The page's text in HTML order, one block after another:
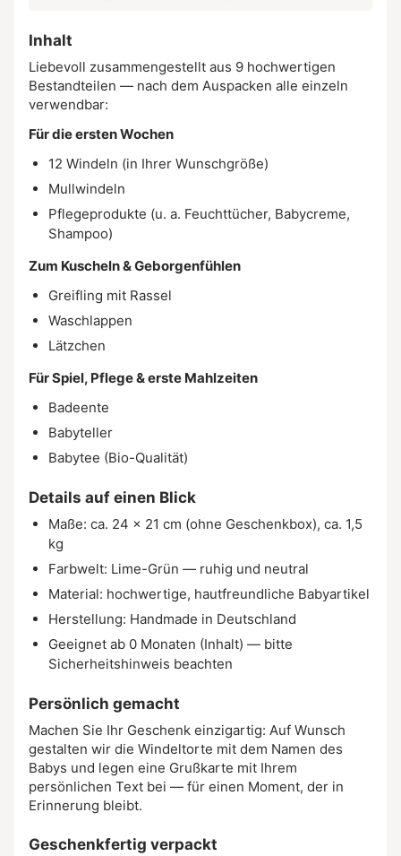
Inhalt
Liebevoll zusammengestellt aus 9 hochwertigen
Bestandteilen — nach dem Auspacken alle einzeln
verwendbar:
Für die ersten Wochen
12 Windeln (in Ihrer Wunschgröße)
Mullwindeln
Pflegeprodukte (u. a. Feuchttücher, Babycreme,
Shampoo)
Zum Kuscheln & Geborgenfühlen
Greifling mit Rassel
Waschlappen
Lätzchen
Für Spiel, Pflege & erste Mahlzeiten
Badeente
Babyteller
Babytee (Bio-Qualität)
Details auf einen Blick
Maße: ca. 24 × 21 cm (ohne Geschenkbox), ca. 1,5
kg
Farbwelt: Lime-Grün — ruhig und neutral
Material: hochwertige, hautfreundliche Babyartikel
Herstellung: Handmade in Deutschland
Geeignet ab 0 Monaten (Inhalt) — bitte
Sicherheitshinweis beachten
Persönlich gemacht
Machen Sie Ihr Geschenk einzigartig: Auf Wunsch
gestalten wir die Windeltorte mit dem Namen des
Babys und legen eine Grußkarte mit Ihrem
persönlichen Text bei — für einen Moment, der in
Erinnerung bleibt.
Geschenkfertig verpackt